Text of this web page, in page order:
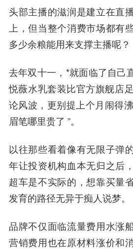
头部主播的滋润是建立在直
上，但当整个消费市场都有
多少余粮能用来支撑主播呢？
去年双十一，*就面临了自己
悦薇水乳套装比官方旗舰店
论风波，更别提上个月闹得
眉笔哪里贵了 ”。
以往那些看着像有无限子弹
年让投资机构血本无归之后
超车是不实际的，想靠买量
发育的路径无异于痴人说梦。
品牌不仅面临流量费用水涨
营销费用也在原材料涨价和